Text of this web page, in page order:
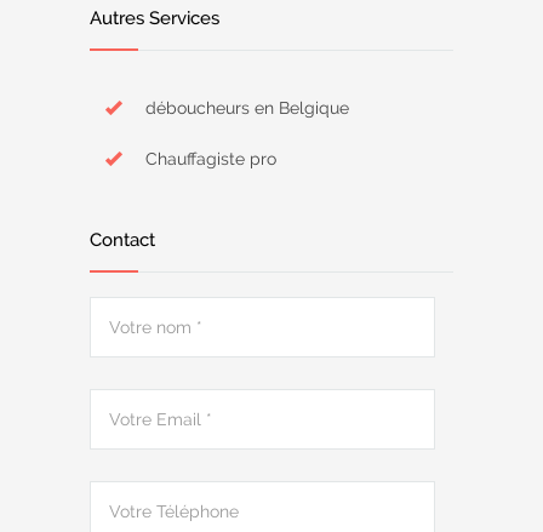
Autres Services
déboucheurs en Belgique
Chauffagiste pro
Contact